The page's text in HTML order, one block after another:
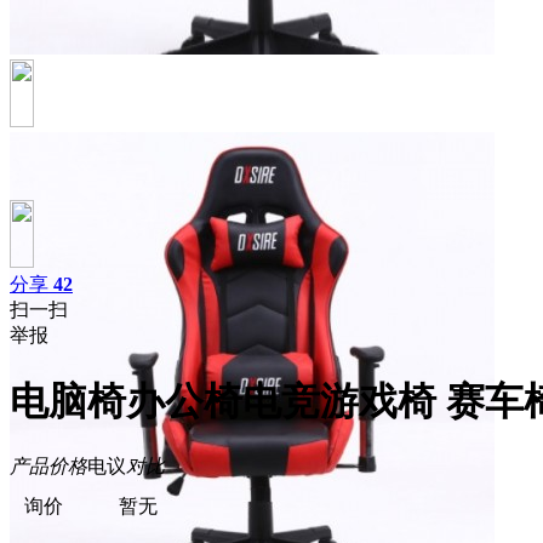
分享 42
扫一扫
举报
电脑椅办公椅电竞游戏椅 赛
产品价格电议对比
询价
暂无